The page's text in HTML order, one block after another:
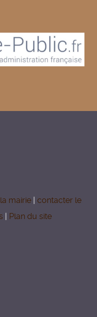
mairie
contacter le
Plan du site